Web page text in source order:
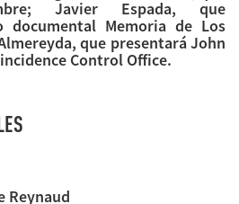
Javier Espada, que
documental Memoria de Los
que presentará John
Control Office.
Reynaud